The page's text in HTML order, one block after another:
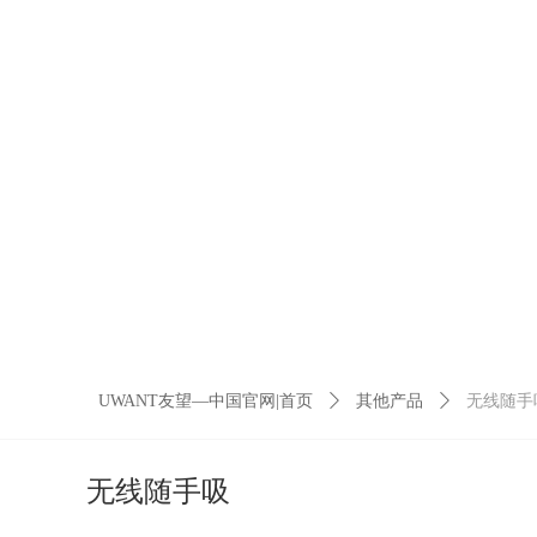
UWANT友望—中国官网|首页 ꄲ 其他产品 ꄲ 无线随手
无线随手吸